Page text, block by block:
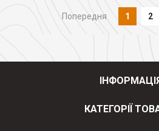
Попередня 1 2
КАТЕГОРІЇ